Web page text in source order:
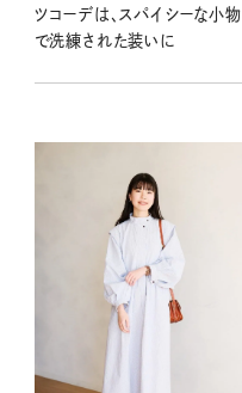
ツコーデは、スパイシーな小物
で洗練された装いに